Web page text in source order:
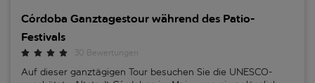
Córdoba Ganztagestour während des Patio-
Festivals
30 Bewertungen
Auf dieser ganztägigen Tour besuchen Sie die UNESCO-